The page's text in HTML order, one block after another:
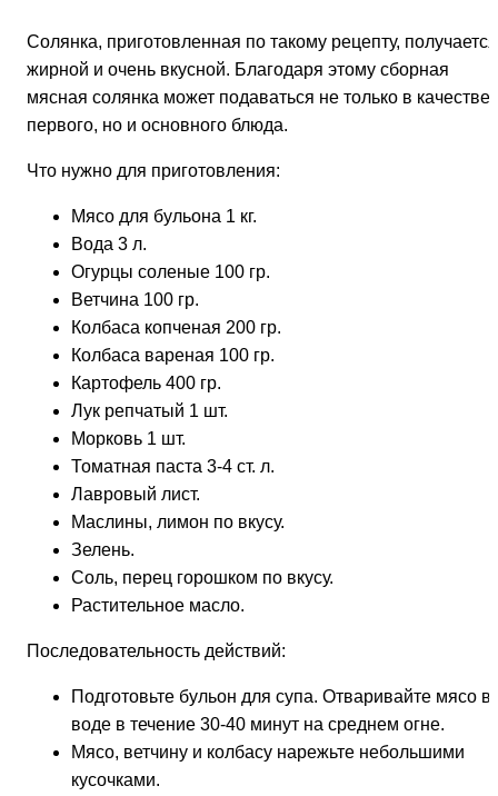
Солянка, приготовленная по такому рецепту, получается
жирной и очень вкусной. Благодаря этому сборная
мясная солянка может подаваться не только в качестве
первого, но и основного блюда.
Что нужно для приготовления:
Мясо для бульона 1 кг.
Вода 3 л.
Огурцы соленые 100 гр.
Ветчина 100 гр.
Колбаса копченая 200 гр.
Колбаса вареная 100 гр.
Картофель 400 гр.
Лук репчатый 1 шт.
Морковь 1 шт.
Томатная паста 3-4 ст. л.
Лавровый лист.
Маслины, лимон по вкусу.
Зелень.
Соль, перец горошком по вкусу.
Растительное масло.
Последовательность действий:
Подготовьте бульон для супа. Отваривайте мясо в
воде в течение 30-40 минут на среднем огне.
Мясо, ветчину и колбасу нарежьте небольшими
кусочками.